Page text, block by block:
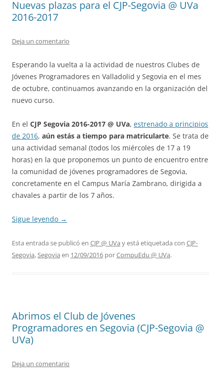
Nuevas plazas para el CJP-Segovia @ UVa
2016-2017
Deja un comentario
Esperando la vuelta a la actividad de nuestros Clubes de
Jóvenes Programadores en Valladolid y Segovia en el mes
de octubre, continuamos avanzando en la organización del
nuevo curso.
En el CJP Segovia 2016-2017 @ UVa, estrenado a principios
de 2016, aún estás a tiempo para matricularte. Se trata de
una actividad semanal (todos los miércoles de 17 a 19
horas) en la que proponemos un punto de encuentro entre
la comunidad de jóvenes programadores de Segovia,
concretamente en el Campus María Zambrano, dirigida a
chavales a partir de los 7 años.
Sigue leyendo →
Esta entrada se publicó en CJP @ UVa y está etiquetada con CJP-
Segovia,Segovia en 12/09/2016 porCompuEdu @ UVa.
Abrimos el Club de Jóvenes
Programadores en Segovia (CJP-Segovia @
UVa)
Deja un comentario